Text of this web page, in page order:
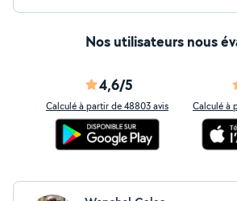
Nos utilisateurs nous
4,6/5
Calculé à partir de 48803 avis Calculé à